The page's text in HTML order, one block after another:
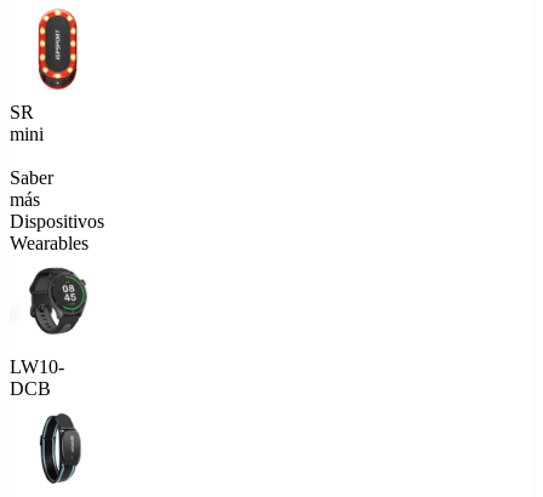
SR
mini
Saber
más
Dispositivos
Wearables
LW10-
DCB